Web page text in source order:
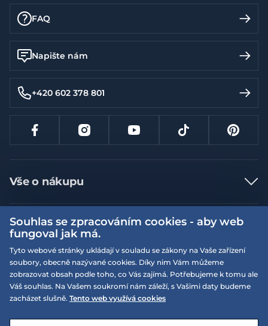
FAQ
Napište nám
+420 602 378 801
Vše o nákupu
Jak nakupovat
Nejčastější dotazy
Doprava a platba
Vrácení a výměna zboží
Reklamace
Velikostní tabulky
Více informací
Obchodní podmínky
Podmínky EQS věrnostního klubu
On-line katalogy
Naše prodejny
EQS Rudná
E-shop vytvořila a technicky zajišťujeSIMPLIA.cz
Souhlas se zpracováním cookies - aby web
fungoval jak má.
Tyto webové stránky ukládají v souladu se zákony na Vaše zařízení
soubory, obecně nazývané cookies. Díky nim Vám můžeme
zobrazovat obsah podle toho, co Vás zajímá. Potřebujeme k tomu ale
Váš souhlas. Na Vašem soukromí nám záleží, s Vašimi daty budeme
zacházet slušně. Tento web využívá cookies